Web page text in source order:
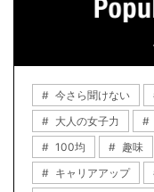
今さら聞けない
大人の女子力
100均
趣味
キャリアアップ